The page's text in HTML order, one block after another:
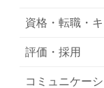
資格・転職・
評価・採用
コミュニケー